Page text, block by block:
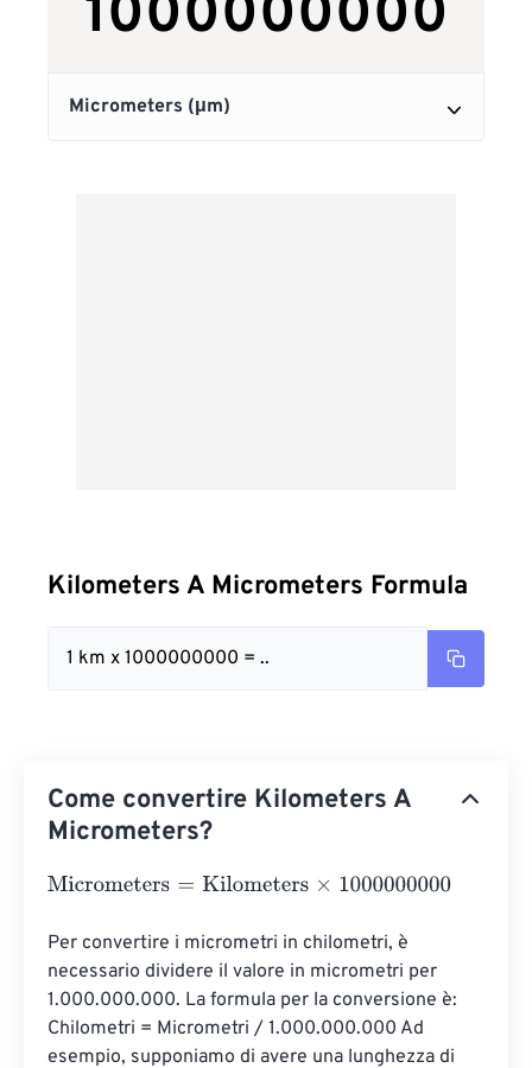
Kilometers A Micrometers Formula
1 km x 1000000000 = ..
Come convertire Kilometers A
Micrometers?
Micrometers=Kilometers×1000000000
Per convertire i micrometri in chilometri, è
necessario dividere il valore in micrometri per
1.000.000.000. La formula per la conversione è:
Chilometri = Micrometri / 1.000.000.000 Ad
esempio, supponiamo di avere una lunghezza di